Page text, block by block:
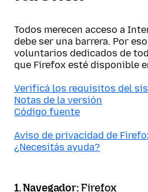
Todos merecen acceso a
debe ser una barrera. Por
voluntarios dedicados de
que Firefox esté disponible
Verificá los requisitos del
Notas de la versión
Código fuente
Aviso de privacidad de
¿Necesitás ayuda?
1. Navegador:Firefox